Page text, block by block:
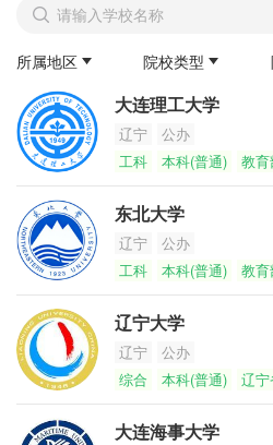
所属地区 院校类型
大连理工大学
辽宁
公办
工科
本科(普通) 教
东北大学
辽宁
公办
工科
本科(普通) 教
辽宁大学
辽宁
公办
综合
本科(普通) 辽
大连海事大学